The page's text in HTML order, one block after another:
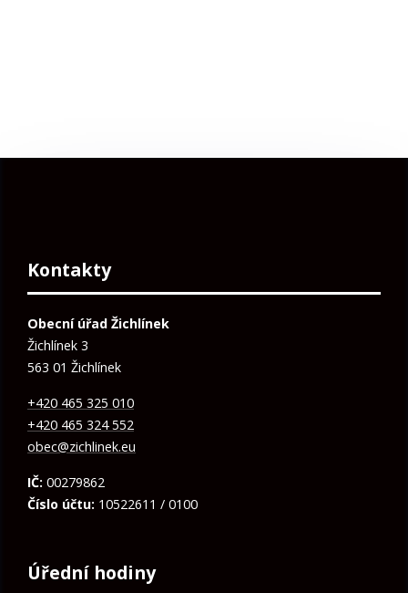
Kontakty
Obecní úřad Žichlínek
Žichlínek 3
563 01 Žichlínek
+420 465 325 010
+420 465 324 552
obec@zichlinek.eu
IČ: 00279862
Číslo účtu: 10522611 / 0100
Úřední hodiny